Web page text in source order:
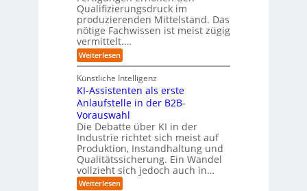
c
h
e
n
e
-
G
e
f
a
h
e
r
(
u
n
d
u
n
e
q
u
e
m
e
r
)
B
l
Qualifizierungsdruck im
produzierenden Mittelstand. Das
nötige Fachwissen ist meist zügig
vermittelt.…
Weiterlesen:
L
e
r
n
e
n
m
u
s
s
a
u
c
h
Künstliche Intelligenz
KI-Assistenten als erste
Anlaufstelle in der B2B-
Vorauswahl
Die Debatte über KI in der
Industrie richtet sich meist auf
Produktion, Instandhaltung und
Qualitätssicherung. Ein Wandel
vollzieht sich jedoch auch in…
Weiterlesen: